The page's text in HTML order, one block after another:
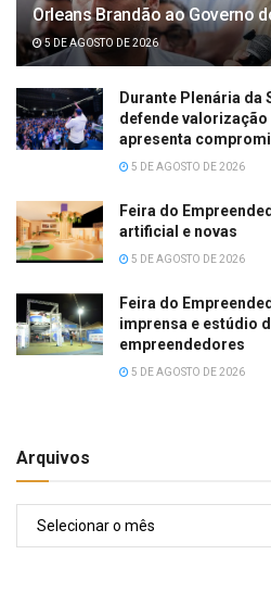
Orleans Brandão ao Governo
5 DE AGOSTO DE 2026
Durante Plenária da
defende
apresenta
5 DE AGOSTO DE 2026
Feira do
artificial e novas
5 DE AGOSTO DE 2026
Feira do
imprensa e estúdio
empreendedores
5 DE AGOSTO DE 2026
Arquivos